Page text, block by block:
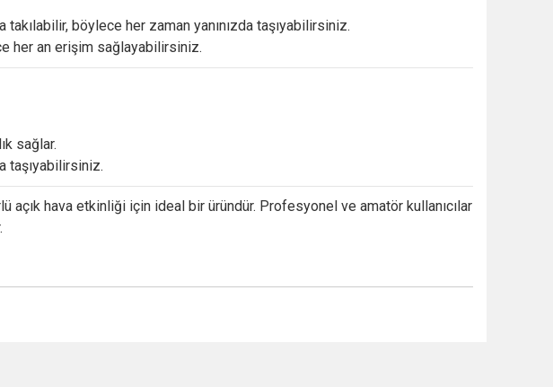
takılabilir, böylece her zaman yanınızda taşıyabilirsiniz.
her an erişim sağlayabilirsiniz.
sağlar.
taşıyabilirsiniz.
açık hava etkinliği için ideal bir üründür. Profesyonel ve amatör kullanıcılar